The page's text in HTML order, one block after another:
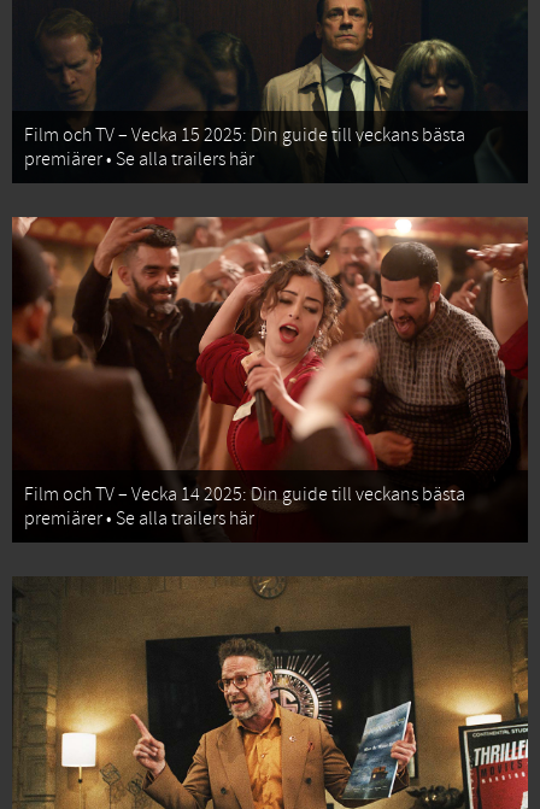
Film och TV – Vecka 15 2025: Din guide till veckans bästa
premiärer • Se alla trailers här
Film och TV – Vecka 14 2025: Din guide till veckans bästa
premiärer • Se alla trailers här